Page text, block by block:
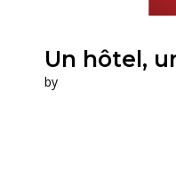
Un hôtel,
by